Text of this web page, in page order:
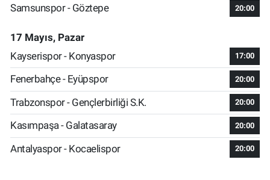
Samsunspor - Göztepe 20:00
17 Mayıs, Pazar
Kayserispor - Konyaspor
17:00
Fenerbahçe - Eyüpspor 20:00
Trabzonspor - Gençlerbirliği S.K. 20:00
Kasımpaşa - Galatasaray 20:00
Antalyaspor - Kocaelispor 20:00